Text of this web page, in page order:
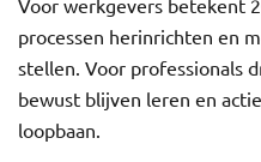
Voor werkgevers betekent
processen herinrichten en
stellen. Voor professionals
bewust blijven leren en
loopbaan.